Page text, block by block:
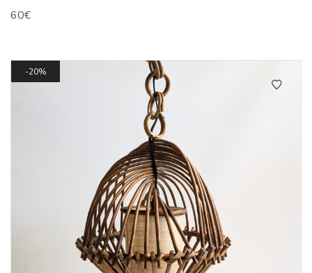
60€
20%